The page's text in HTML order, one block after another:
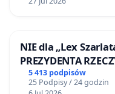
Należy również
NIE dla „Lex
PREZYDENTA
5 413 podpisów
25 Podpisy / 24 godzin